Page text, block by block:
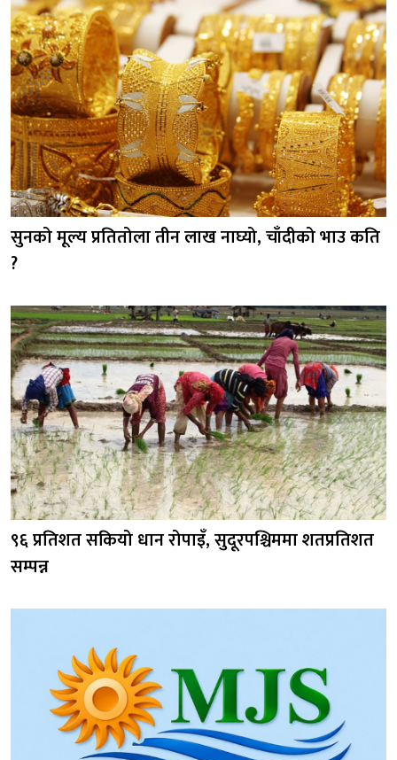
सुनको मूल्य प्रतितोला तीन लाख नाघ्यो, चाँदीको भाउ कति
?
९६ प्रतिशत सकियो धान रोपाइँ, सुदूरपश्चिममा शतप्रतिशत
सम्पन्न